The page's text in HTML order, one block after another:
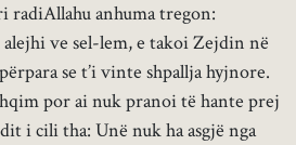
radiAllahu anhuma tregon:
ve sel-lem, e takoi Zejdin në
se t’i vinte shpallja hyjnore.
por ai nuk pranoi të hante prej
i cili tha: Unë nuk ha asgjë nga